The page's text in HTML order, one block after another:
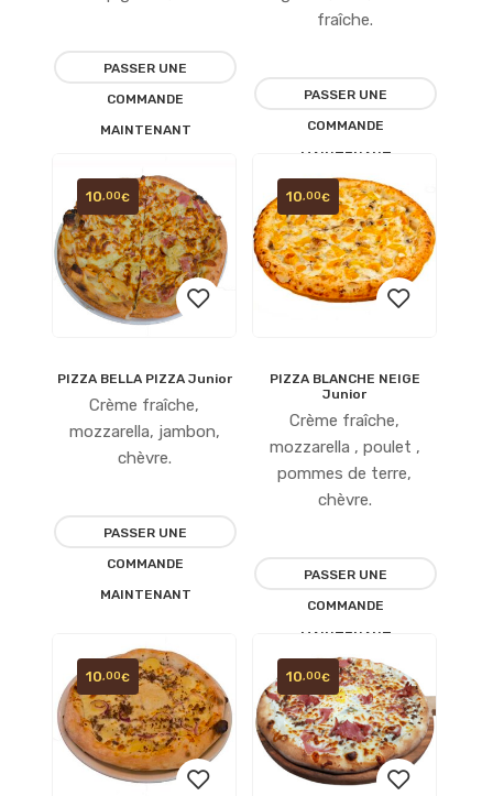
PASSER UNE
COMMANDE
MAINTENANT
fraîche.
PASSER UNE
COMMANDE
MAINTENANT
Ajouter
à la
PIZZA BELLA PIZZA Junior
Crème fraîche,
mozzarella, jambon,
chèvre.
10 ,00€
PASSER UNE
COMMANDE
MAINTENANT
Ajouter
à la
liste
PIZZA BLANCHE NEIGE
Junior
Crème fraîche,
mozzarella , poulet ,
pommes de terre,
chèvre.
10 ,00€
PASSER UNE
COMMANDE
MAINTENANT
10 ,00€ 10 ,00€